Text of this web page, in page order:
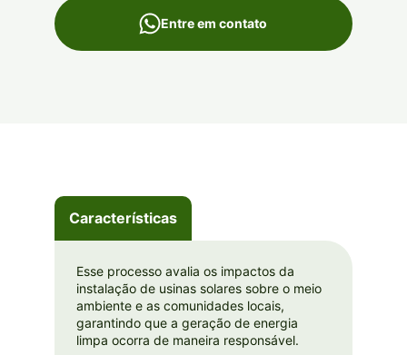
Entre em contato
Características
Esse processo avalia os impactos da
instalação de usinas solares sobre o meio
ambiente e as comunidades locais,
garantindo que a geração de energia
limpa ocorra de maneira responsável.